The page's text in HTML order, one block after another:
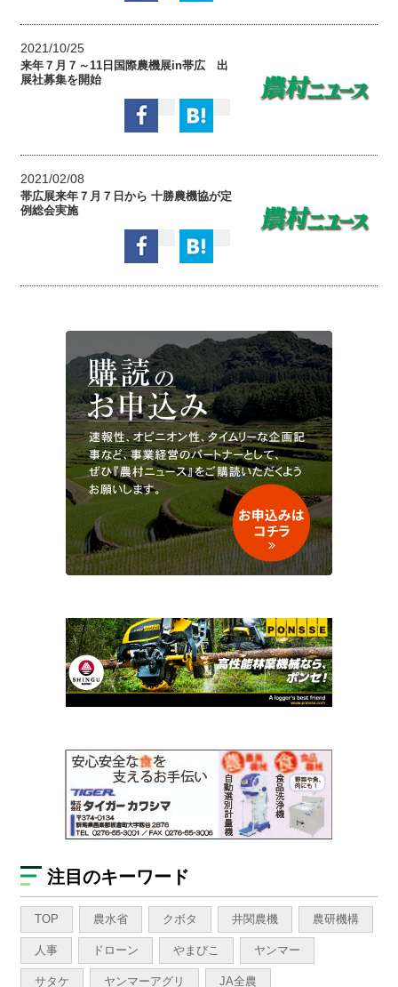
2021/10/25
来年７月７～11日国際農機展in帯広 出
展社募集を開始
2021/02/08
帯広展来年７月７日から 十勝農機協が定
例総会実施
注目のキーワード
TOP 農水省 クボタ 井関農機 農研機構
人事 ドローン やまびこ ヤンマー
サタケ ヤンマーアグリ JA全農